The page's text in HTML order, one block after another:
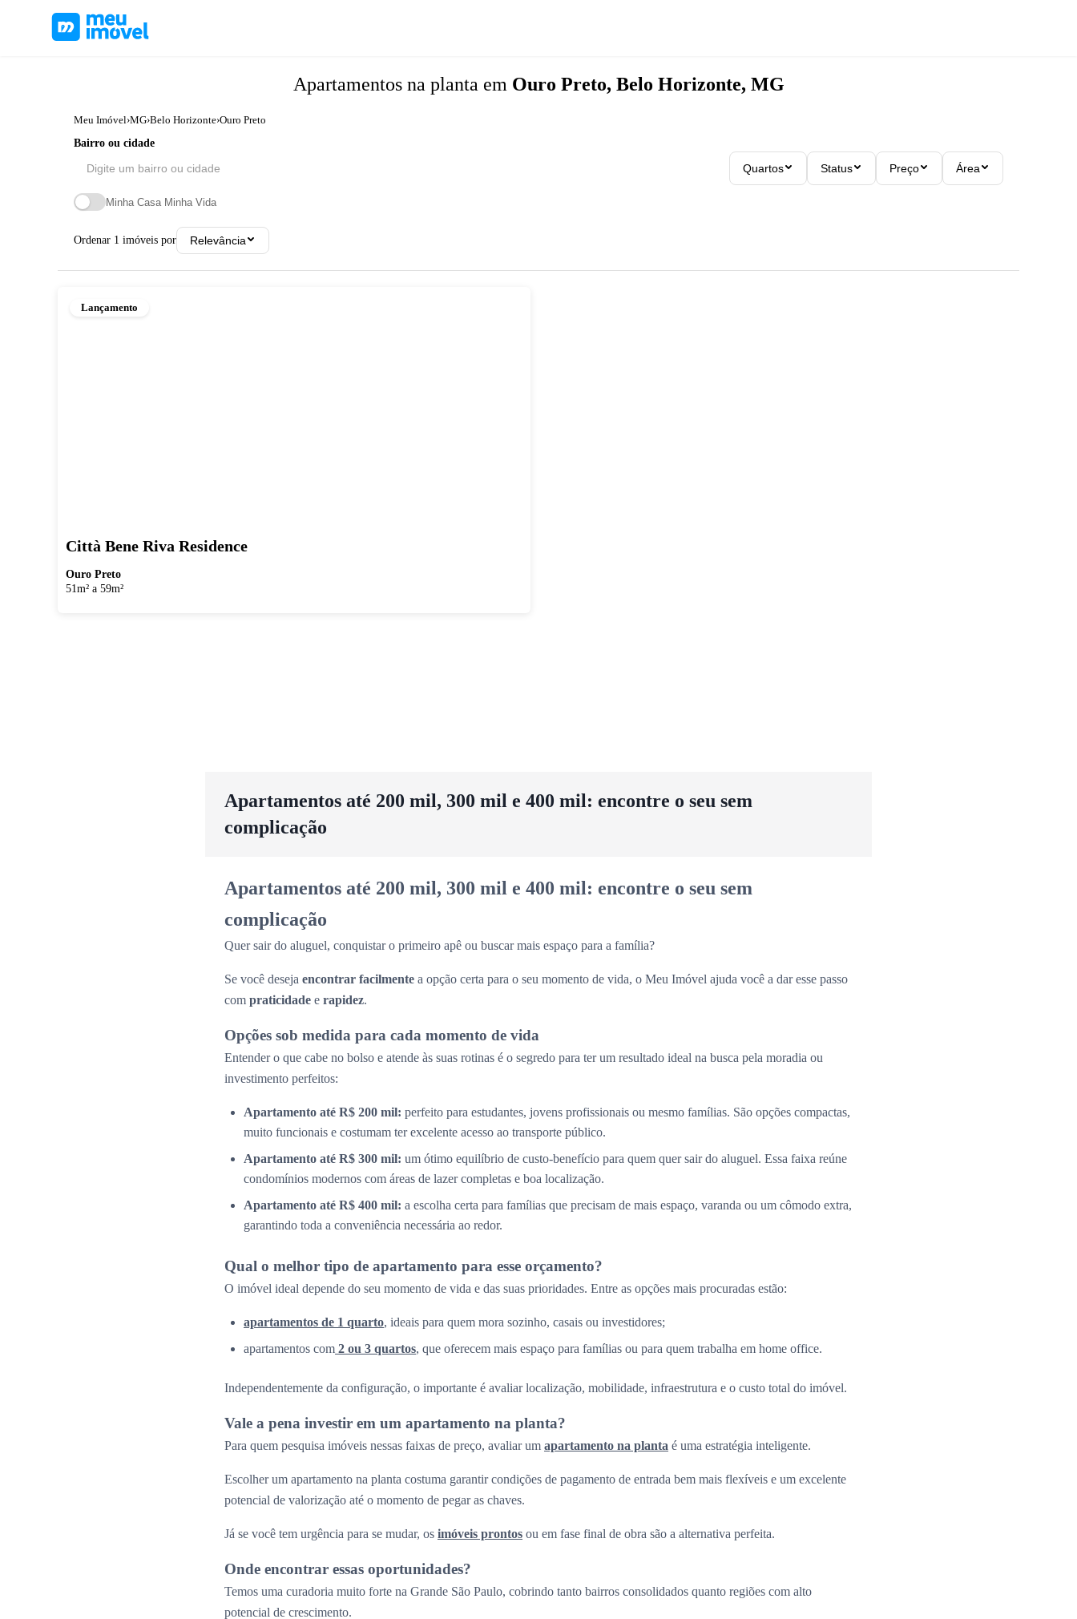
Apartamentos na planta em Ouro Preto, Belo Horizonte, MG
Meu Imóvel›MG›Belo Horizonte›Ouro Preto
Bairro ou cidade
Quartos Status Preço Área
Minha Casa Minha Vida
Ordenar 1 imóveis por Relevância
Lançamento
Città Bene Riva Residence
Ouro Preto
51m² a 59m²
Apartamentos até 200 mil, 300 mil e 400 mil: encontre o seu sem
complicação
Apartamentos até 200 mil, 300 mil e 400 mil: encontre o seu sem
complicação
Quer sair do aluguel, conquistar o primeiro apê ou buscar mais espaço para a família?
Se você deseja encontrar facilmente a opção certa para o seu momento de vida, o Meu Imóvel ajuda você a dar esse passo
com praticidade e rapidez.
Opções sob medida para cada momento de vida
Entender o que cabe no bolso e atende às suas rotinas é o segredo para ter um resultado ideal na busca pela moradia ou
investimento perfeitos:
Apartamento até R$ 200 mil: perfeito para estudantes, jovens profissionais ou mesmo famílias. São opções compactas,
muito funcionais e costumam ter excelente acesso ao transporte público.
Apartamento até R$ 300 mil: um ótimo equilíbrio de custo-benefício para quem quer sair do aluguel. Essa faixa reúne
condomínios modernos com áreas de lazer completas e boa localização.
Apartamento até R$ 400 mil: a escolha certa para famílias que precisam de mais espaço, varanda ou um cômodo extra,
garantindo toda a conveniência necessária ao redor.
Qual o melhor tipo de apartamento para esse orçamento?
O imóvel ideal depende do seu momento de vida e das suas prioridades. Entre as opções mais procuradas estão:
apartamentos de 1 quarto, ideais para quem mora sozinho, casais ou investidores;
apartamentos com 2 ou 3 quartos, que oferecem mais espaço para famílias ou para quem trabalha em home office.
Independentemente da configuração, o importante é avaliar localização, mobilidade, infraestrutura e o custo total do imóvel.
Vale a pena investir em um apartamento na planta?
Para quem pesquisa imóveis nessas faixas de preço, avaliar um apartamento na planta é uma estratégia inteligente.
Escolher um apartamento na planta costuma garantir condições de pagamento de entrada bem mais flexíveis e um excelente
potencial de valorização até o momento de pegar as chaves.
Já se você tem urgência para se mudar, os imóveis prontos ou em fase final de obra são a alternativa perfeita.
Onde encontrar essas oportunidades?
Temos uma curadoria muito forte na Grande São Paulo, cobrindo tanto bairros consolidados quanto regiões com alto
potencial de crescimento.